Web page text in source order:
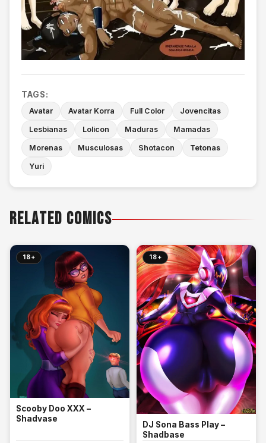
TAGS:
Avatar Avatar Korra Full Color Jovencitas
Lesbianas Lolicon Maduras Mamadas
Morenas Musculosas Shotacon Tetonas
Yuri
RELATED COMICS
18+
Scooby Doo XXX –
Shadvase
18+
DJ Sona Bass Play –
Shadbase